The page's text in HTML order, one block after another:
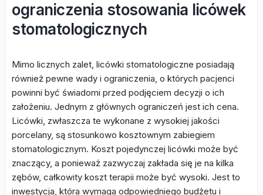
ograniczenia stosowania licówek
stomatologicznych
Mimo licznych zalet, licówki stomatologiczne posiadają
również pewne wady i ograniczenia, o których pacjenci
powinni być świadomi przed podjęciem decyzji o ich
założeniu. Jednym z głównych ograniczeń jest ich cena.
Licówki, zwłaszcza te wykonane z wysokiej jakości
porcelany, są stosunkowo kosztownym zabiegiem
stomatologicznym. Koszt pojedynczej licówki może być
znaczący, a ponieważ zazwyczaj zakłada się je na kilka
zębów, całkowity koszt terapii może być wysoki. Jest to
inwestycja, która wymaga odpowiedniego budżetu i